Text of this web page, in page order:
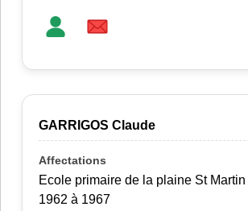
GARRIGOS Claude
Ecole primaire de la plaine St
1962 à 1967